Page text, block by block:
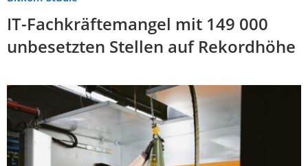
IT-Fachkräftemangel mit 149 000
unbesetzten Stellen auf Rekordhöhe